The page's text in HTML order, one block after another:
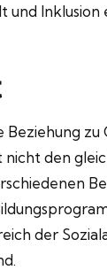
Inklusion
zu
den
der